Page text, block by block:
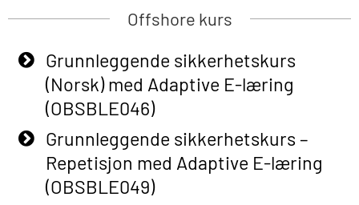
Offshore kurs
Grunnleggende sikkerhetskurs
(Norsk) med Adaptive E-læring
(OBSBLE046)
Grunnleggende sikkerhetskurs –
Repetisjon med Adaptive E-læring
(OBSBLE049)